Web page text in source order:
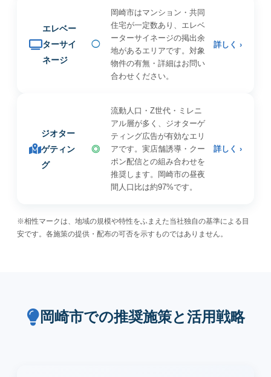
エレベー
ターサイ
ネージ
◯
岡崎市はマンション・共同
住宅が一定数あり、エレベ
ーターサイネージの掲出余
地があるエリアです。対象
物件の有無・詳細はお問い
合わせください。
詳しく ›
ジオター
ゲティン
グ
◎
流動人口・Z世代・ミレニ
アル層が多く、ジオターゲ
ティング広告が有効なエリ
アです。実店舗誘導・クー
ポン配信との組み合わせを
推奨します。岡崎市の昼夜
間人口比は約97%です。
詳しく ›
※相性マークは、地域の規模や特性をふまえた当社独自の基準による目
安です。各施策の提供・配布の可否を示すものではありません。
岡崎市での推奨施策と活用戦略